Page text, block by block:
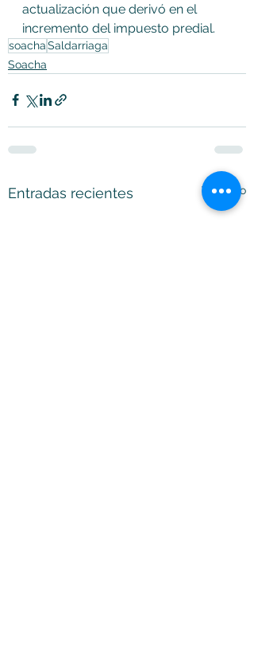
actualización que derivó en el
incremento del impuesto predial.
soachaSaldarriaga
Soacha
Entradas recientes Ver todo